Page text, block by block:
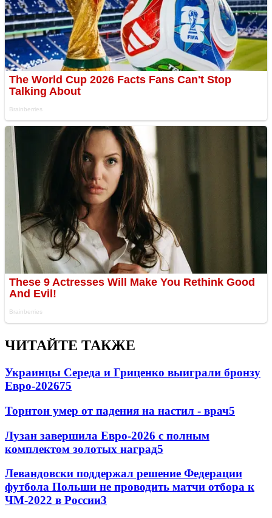
ЧИТАЙТЕ ТАКЖЕ
Украинцы Середа и Гриценко выиграли бронзу
Евро-202675
Торнтон умер от падения на настил - врач5
Лузан завершила Евро-2026 с полным
комплектом золотых наград5
Левандовски поддержал решение Федерации
футбола Польши не проводить матчи отбора к
ЧМ-2022 в России3